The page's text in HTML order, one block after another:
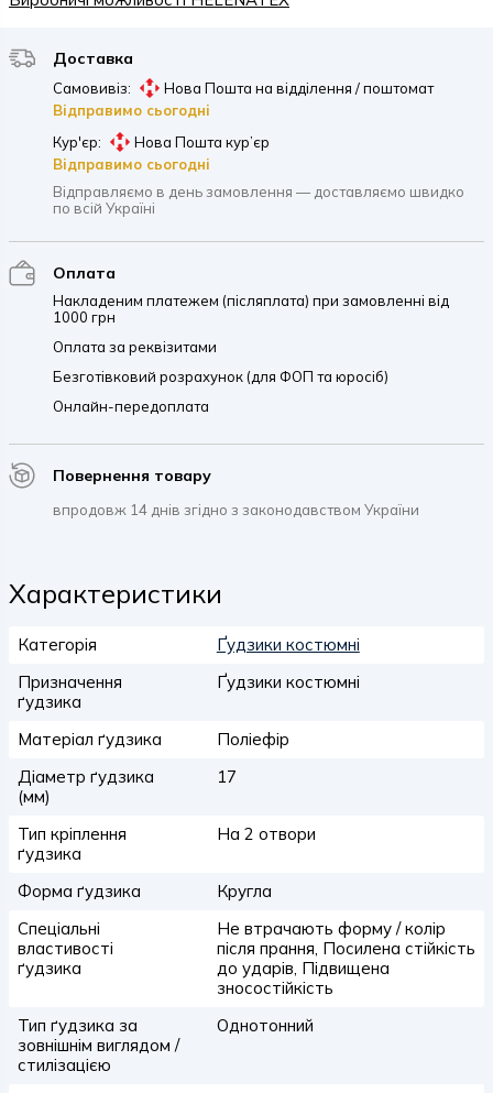
Доставка
Самовивіз:
Нова Пошта на відділення / поштомат
Відправимо сьогодні
Кур'єр:
Нова Пошта кур’єр
Відправимо сьогодні
Відправляємо в день замовлення — доставляємо швидко
по всій Україні
Оплата
Накладеним платежем (післяплата) при замовленні від
1000 грн
Оплата за реквізитами
Безготівковий розрахунок (для ФОП та юросіб)
Онлайн-передоплата
Повернення товару
впродовж 14 днів згідно з законодавством України
Характеристики
Категорія
Ґудзики костюмні
Призначення
ґудзика
Ґудзики костюмні
Матеріал ґудзика
Поліефір
Діаметр ґудзика
(мм)
17
Тип кріплення
ґудзика
На 2 отвори
Форма ґудзика
Кругла
Спеціальні
властивості
ґудзика
Не втрачають форму / колір
після прання, Посилена стійкість
до ударів, Підвищена
зносостійкість
Тип ґудзика за
зовнішнім виглядом /
стилізацією
Однотонний